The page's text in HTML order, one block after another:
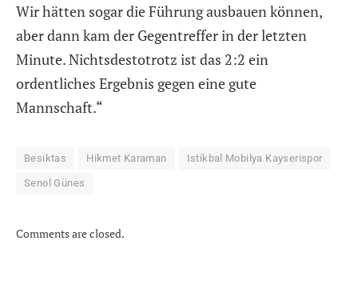
Wir hätten sogar die Führung ausbauen können,
aber dann kam der Gegentreffer in der letzten
Minute. Nichtsdestotrotz ist das 2:2 ein
ordentliches Ergebnis gegen eine gute
Mannschaft.“
Besiktas Hikmet Karaman Istikbal Mobilya Kayserispor
Senol Günes
Comments are closed.